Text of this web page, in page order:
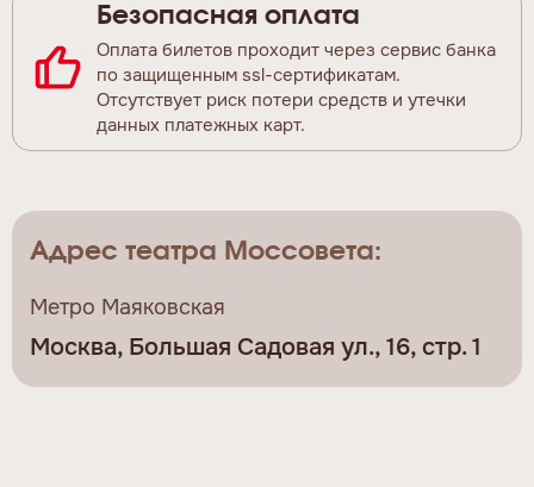
Безопасная оплата
Оплата билетов проходит через сервис банка
по защищенным ssl-сертификатам.
Отсутствует риск потери средств и утечки
данных платежных карт.
Адрес театра Моссовета:
Метро Маяковская
Москва, Большая Садовая ул., 16, стр. 1